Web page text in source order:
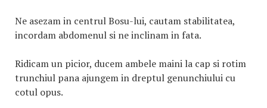
Ne asezam in centrul Bosu-lui, cautam stabilitatea,
incordam abdomenul si ne inclinam in fata.
Ridicam un picior, ducem ambele maini la cap si rotim
trunchiul pana ajungem in dreptul genunchiului cu
cotul opus.